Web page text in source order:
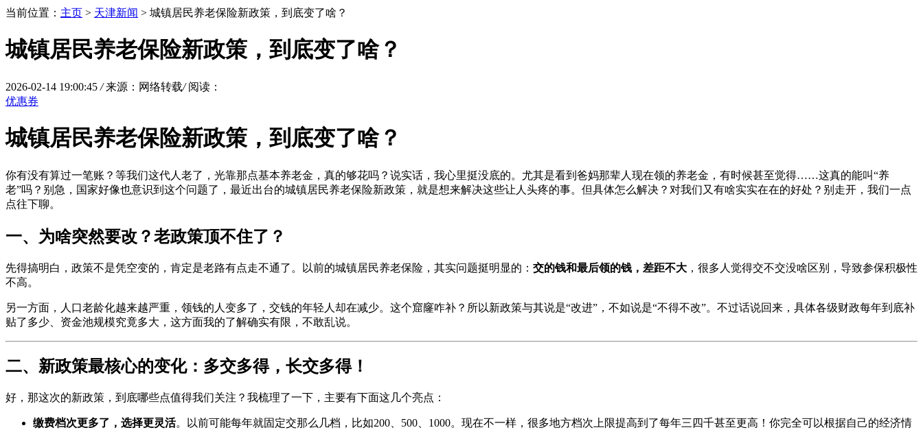
当前位置： 主页 > 天津新闻 > 城镇居民养老保险新政策，到底变了啥？
城镇居民养老保险新政策，到底变了啥？
2026-02-14 19:00:45 / 来源：网络转载/ 阅读：
优惠券
城镇居民养老保险新政策，到底变了啥？
你有没有算过一笔账？等我们这代人老了，光靠那点基本养老金，真的够花吗？说实话，我心里挺没底的。尤其是看到爸妈那辈人现在领的养老金，有时候甚至觉得……这真的能叫“养
老”吗？别急，国家好像也意识到这个问题了，最近出台的城镇居民养老保险新政策，就是想来解决这些让人头疼的事。但具体怎么解决？对我们又有啥实实在在的好处？别走开，我们一点
点往下聊。
一、为啥突然要改？老政策顶不住了？
先得搞明白，政策不是凭空变的，肯定是老路有点走不通了。以前的城镇居民养老保险，其实问题挺明显的： 交的钱和最后领的钱，差距不大 ，很多人觉得交不交没啥区别，导致参保积极性
不高。
另一方面，人口老龄化越来越严重，领钱的人变多了，交钱的年轻人却在减少。这个窟窿咋补？所以新政策与其说是“改进”，不如说是“不得不改”。不过话说回来，具体各级财政每年到底补
贴了多少、资金池规模究竟多大，这方面我的了解确实有限，不敢乱说。
二、新政策最核心的变化：多交多得，长交多得！
好，那这次的新政策，到底哪些点值得我们关注？我梳理了一下，主要有下面这几个亮点：
缴费档次更多了，选择更灵活。以前可能每年就固定交那么几档，比如200、500、1000。现在不一样，很多地方档次上限提高到了每年三四千甚至更高！你完全可以根据自己的经济情